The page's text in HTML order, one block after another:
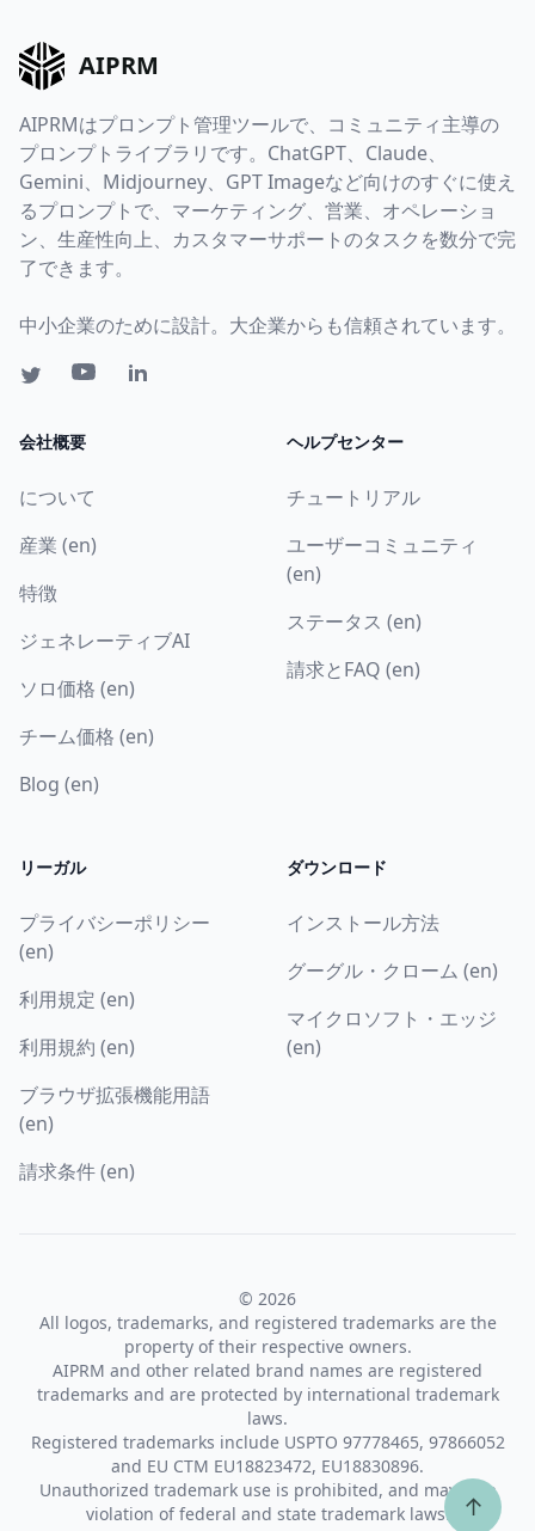
AIPRM
AIPRMはプロンプト管理ツールで、コミュニティ主導の
プロンプトライブラリです。ChatGPT、Claude、
Gemini、Midjourney、GPT Imageなど向けのすぐに使え
るプロンプトで、マーケティング、営業、オペレーショ
ン、生産性向上、カスタマーサポートのタスクを数分で完
了できます。
中小企業のために設計。大企業からも信頼されています。
会社概要
について
産業 (en)
特徴
ジェネレーティブAI
ソロ価格 (en)
チーム価格 (en)
Blog (en)
ヘルプセンター
チュートリアル
ユーザーコミュニティ
(en)
ステータス (en)
請求とFAQ (en)
リーガル
プライバシーポリシー
(en)
利用規定 (en)
利用規約 (en)
ブラウザ拡張機能用語
(en)
請求条件 (en)
ダウンロード
インストール方法
グーグル・クローム (en)
マイクロソフト・エッジ
(en)
© 2026
All logos, trademarks, and registered trademarks are the
property of their respective owners.
AIPRM and other related brand names are registered
trademarks and are protected by international trademark
laws.
Registered trademarks include USPTO 97778465, 97866052
and EU CTM EU18823472, EU18830896.
Unauthorized trademark use is prohibited, and may be a
violation of federal and state trademark laws.
↑